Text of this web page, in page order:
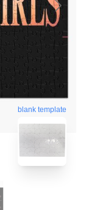
blank template